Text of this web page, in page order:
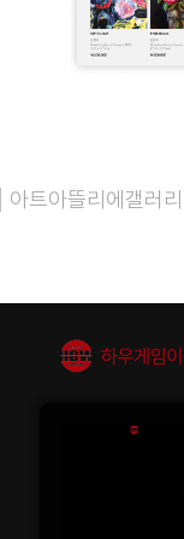
아트아뜰리에갤러리